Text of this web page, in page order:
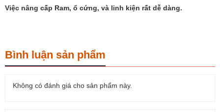
Việc nâng cấp Ram, ổ cứng, và linh kiện rất dễ dàng.
Bình luận sản phẩm
Không có đánh giá cho sản phẩm này.